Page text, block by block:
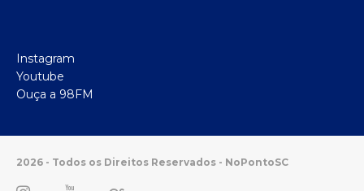
Instagram
Youtube
Ouça a 98FM
2026 - Todos os Direitos Reservados - NoPontoSC